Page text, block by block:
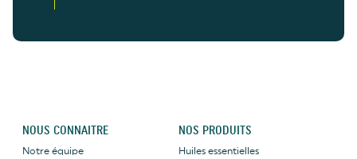
NOUS CONNAITRE
Notre équipe
NOS PRODUITS
Huiles essentielles